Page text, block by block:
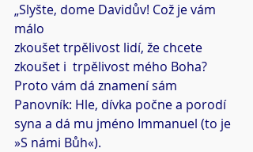
„Slyšte, dome Davidův! Což je vám
málo
zkoušet trpělivost lidí, že chcete
zkoušet i  trpělivost mého Boha?
Proto vám dá znamení sám
Panovník: Hle, dívka počne a porodí
syna a dá mu jméno Immanuel (to je
»S námi Bůh«).